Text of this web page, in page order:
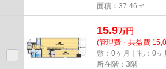
面積：37.46㎡
15.9万円
(管理費・共益費
敷：0ヶ月｜礼：0ヶ
所在階：3階